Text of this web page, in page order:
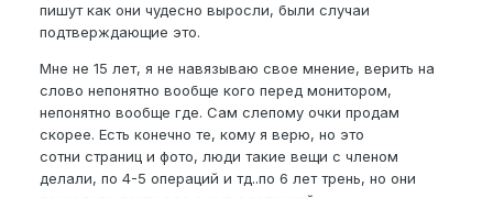
пишут как они чудесно выросли, были случаи
подтверждающие это.
Мне не 15 лет, я не навязываю свое мнение, верить на
слово непонятно вообще кого перед монитором,
непонятно вообще где. Сам слепому очки продам
скорее. Есть конечно те, кому я верю, но это
сотни страниц и фото, люди такие вещи с членом
делали, по 4-5 операций и тд..по 6 лет трень, но они